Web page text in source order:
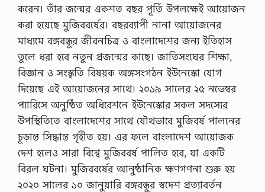
করেন। তাঁর জন্মের একশত বছর পূর্তি উপলক্ষেই আয়ােজন
করা হয়েছে মুজিববর্ষের। বছরব্যাপী নানা আয়ােজনের
মাধ্যমে বঙ্গবন্ধুর জীবনচিত্র ও বাংলাদেশের জন্য ইতিহাস
তুলে ধরা হবে নতুন প্রজন্মের কাছে। জাতিসংঘের শিক্ষা,
বিজ্ঞান ও সংস্কৃতি বিষয়ক অঙ্গসংগঠন ইউনেস্কো যােগ
দিয়েছে এই আয়ােজনের সাথে। ২০১৯ সালের ২৫ নভেম্বর
প্যারিসে অনুষ্ঠিত অধিবেশনে ইউনেস্কোর সকল সদস্যের
উপস্থিতিতে বাংলাদেশের সাথে যৌথভাবে মুজিবর্ষ পালনের
চূড়ান্ত সিদ্ধান্ত গৃহীত হয়। এর ফলে বাংলাদেশ আয়ােজক
দেশ হলেও সারা বিশ্বে মুজিববর্ষ পালিত হবে, যা একটি
বিরল ঘটনা। মুজিববর্ষের আনুষ্ঠানিক ক্ষণগণনা শুরু হয়
২০২০ সালের ১০ জানুয়ারি বঙ্গবন্ধুর স্বদেশ প্রত্যাবর্তন